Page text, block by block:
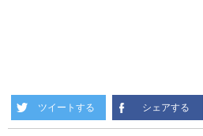
ツイートする シェアする